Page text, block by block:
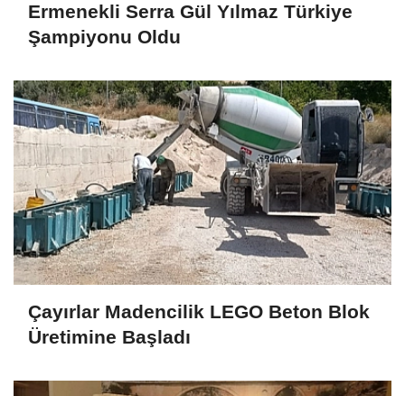
Ermenekli Serra Gül Yılmaz Türkiye
Şampiyonu Oldu
Çayırlar Madencilik LEGO Beton Blok
Üretimine Başladı